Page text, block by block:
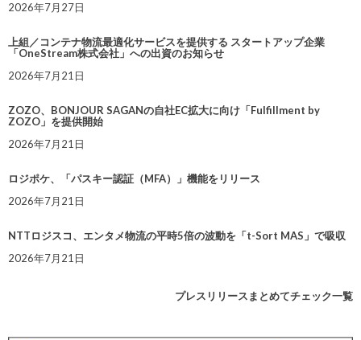
2026年7月27日
上組／コンテナ物流最適化サービスを提供する スタートアップ企業
「OneStream株式会社」への出資のお知らせ
2026年7月21日
ZOZO、BONJOUR SAGANの自社EC拡大に向け「Fulfillment by
ZOZO」を提供開始
2026年7月21日
ロジポケ、「パスキー認証（MFA）」機能をリリース
2026年7月21日
NTTロジスコ、エンタメ物流の平時5倍の波動を「t-Sort MAS」で吸収
2026年7月21日
プレスリリースまとめてチェック一覧